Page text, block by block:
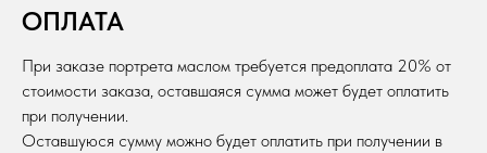
ОПЛАТА
При заказе портрета маслом требуется предоплата 20% от
стоимости заказа, оставшаяся сумма может будет оплатить
при получении.
Оставшуюся сумму можно будет оплатить при получении в